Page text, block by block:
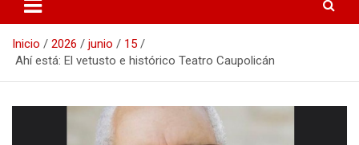
Inicio 2026 junio
15
Ahí está: El vetusto e histórico Teatro Caupolicán